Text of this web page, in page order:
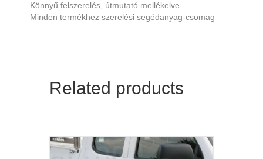
Könnyű felszerelés, útmutató mellékelve
Minden termékhez szerelési segédanyag-csomag
Related products